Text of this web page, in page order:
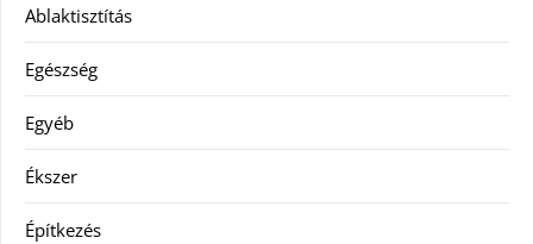
Ablaktisztítás
Egészség
Egyéb
Ékszer
Építkezés